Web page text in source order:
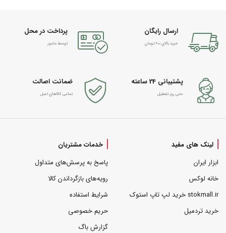
ارسال رایگان
خرید بالای 600 تومان
پرداخت در محل
توسط مامور
پشتیبانی 24 ساعته
حتی روز تعطیل
ضمانت اصالت
تمامی کالاهای اصل
لینک های مفید
ابزار ایران
خانه لوکس
stokmall.ir خرید لپ تاپ استوک
خرید تردمیل
خدمات مشتریان
پاسخ به پرسش‌های متداول
رویه‌های بازگرداندن کالا
شرایط استفاده
حریم خصوصی
گزارش باگ